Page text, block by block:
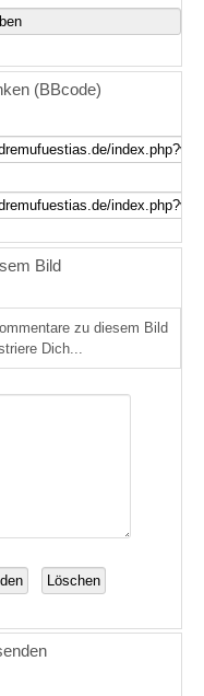
(BBcode)
Bild
zu diesem Bild
Dich...